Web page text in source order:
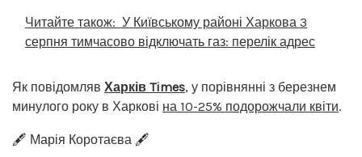
Читайте також: У Київському районі Харкова 3
серпня тимчасово відключать газ: перелік адрес
Як повідомляв Харків Times, у порівнянні з березнем
минулого року в Харкові на 10-25% подорожчали квіти.
🖋️ Марія Коротаєва 🖋️